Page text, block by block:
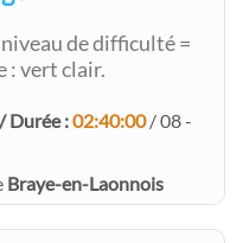
de difficulté =
: vert clair.
Durée :02:40:00/ 08 -
Braye-en-Laonnois